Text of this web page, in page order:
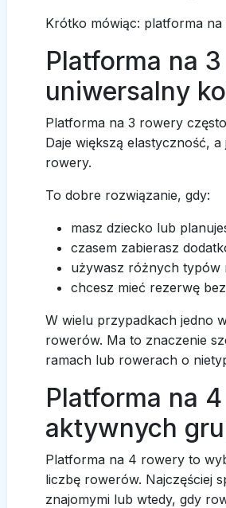
Krótko mówiąc: platforma
Platforma na
uniwersalny
Platforma na 3 rowery
Daje większą elastyczność,
rowery.
To dobre rozwiązanie, gdy:
masz dziecko lub
czasem zabierasz
używasz różnych typów
chcesz mieć rezerwę
W wielu przypadkach jedno
rowerów. Ma to znaczenie
ramach lub rowerach o
Platforma na
aktywnych
Platforma na 4 rowery to
liczbę rowerów. Najczęściej
znajomymi lub wtedy, gdy